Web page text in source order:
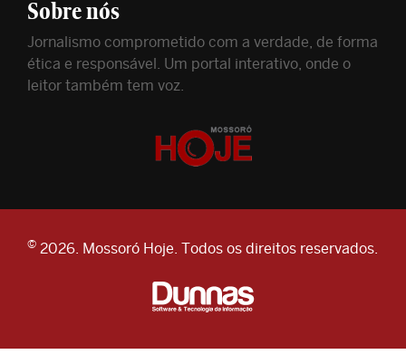
Sobre nós
Jornalismo comprometido com a verdade, de forma
ética e responsável. Um portal interativo, onde o
leitor também tem voz.
© 2026. Mossoró Hoje. Todos os direitos reservados.